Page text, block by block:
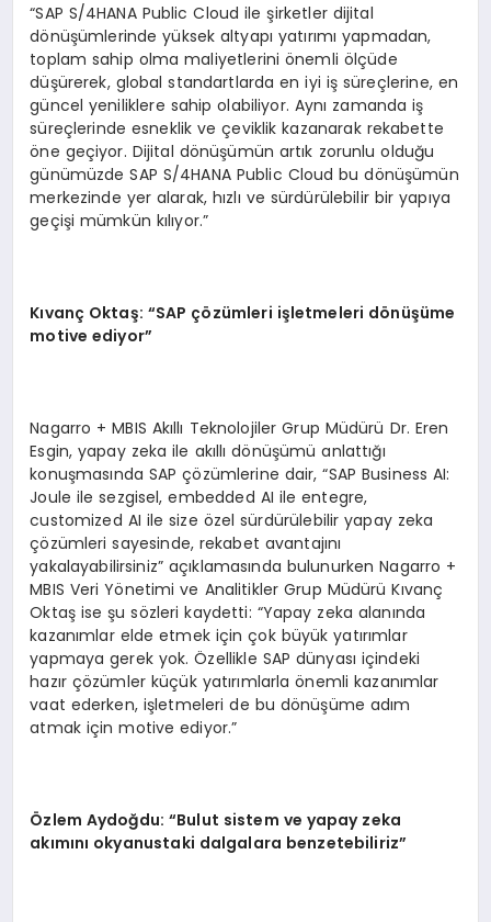
“SAP S/4HANA Public Cloud ile şirketler dijital
dönüşümlerinde yüksek altyapı yatırımı yapmadan,
toplam sahip olma maliyetlerini önemli ölçüde
düşürerek, global standartlarda en iyi iş süreçlerine, en
güncel yeniliklere sahip olabiliyor. Aynı zamanda iş
süreçlerinde esneklik ve çeviklik kazanarak rekabette
öne geçiyor. Dijital dönüşümün artık zorunlu olduğu
günümüzde SAP S/4HANA Public Cloud bu dönüşümün
merkezinde yer alarak, hızlı ve sürdürülebilir bir yapıya
geçişi mümkün kılıyor.”
Kıvanç Oktaş: “SAP çözümleri işletmeleri dönüşüme
motive ediyor”
Nagarro + MBIS Akıllı Teknolojiler Grup Müdürü Dr. Eren
Esgin, yapay zeka ile akıllı dönüşümü anlattığı
konuşmasında SAP çözümlerine dair, “SAP Business AI:
Joule ile sezgisel, embedded AI ile entegre,
customized AI ile size özel sürdürülebilir yapay zeka
çözümleri sayesinde, rekabet avantajını
yakalayabilirsiniz” açıklamasında bulunurken Nagarro +
MBIS Veri Yönetimi ve Analitikler Grup Müdürü Kıvanç
Oktaş ise şu sözleri kaydetti: “Yapay zeka alanında
kazanımlar elde etmek için çok büyük yatırımlar
yapmaya gerek yok. Özellikle SAP dünyası içindeki
hazır çözümler küçük yatırımlarla önemli kazanımlar
vaat ederken, işletmeleri de bu dönüşüme adım
atmak için motive ediyor.”
Özlem Aydoğdu: “Bulut sistem ve yapay zeka
akımını okyanustaki dalgalara benzetebiliriz”